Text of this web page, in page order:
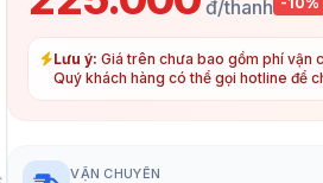
đ/thanh
Lưu ý: Giá trên chưa bao gồm phí vận
Quý khách hàng có thể gọi hotline để
VẬN CHUYỂN